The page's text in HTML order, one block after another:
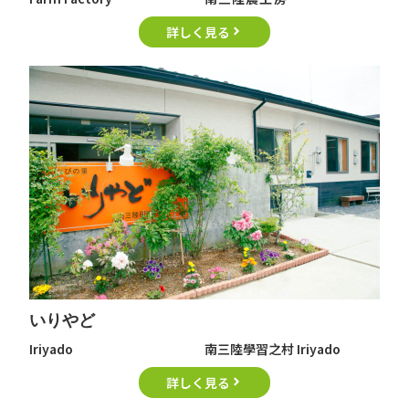
詳しく見る
いりやど
Iriyado
南三陸學習之村 Iriyado
詳しく見る